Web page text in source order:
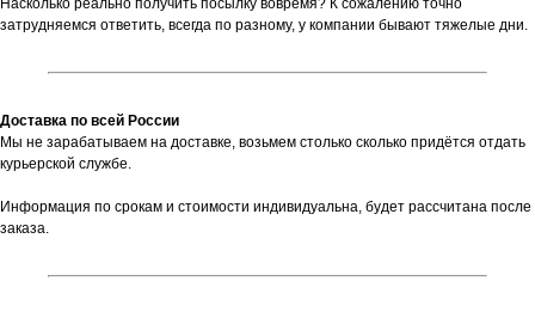
Насколько реально получить посылку вовремя? К сожалению точно
затрудняемся ответить, всегда по разному, у компании бывают тяжелые дни.
Доставка по всей России
Мы не зарабатываем на доставке, возьмем столько сколько придётся отдать
курьерской службе.
Информация по срокам и стоимости индивидуальна, будет рассчитана после
заказа.